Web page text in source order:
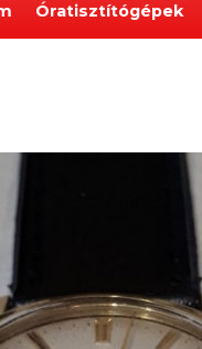
Óratisztítógépek